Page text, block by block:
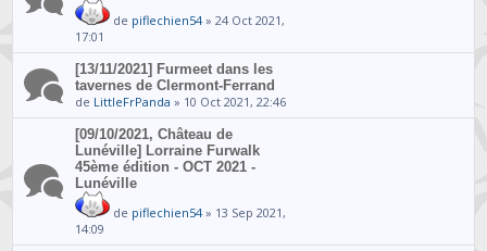
de piflechien54» 24 Oct 2021,
17:01
[13/11/2021] Furmeet dans les
tavernes de Clermont-Ferrand
de LittleFrPanda » 10 Oct 2021, 22:46
[09/10/2021, Château de
Lunéville] Lorraine Furwalk
45ème édition - OCT 2021 -
Lunéville
de piflechien54» 13 Sep 2021,
14:09